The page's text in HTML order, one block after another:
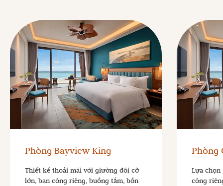
Phòng Bayview King
Thiết kế thoải mái với giường đôi cỡ
lớn, ban công riêng, buồng tắm, bồn
Phòng
Lựa chọn
công